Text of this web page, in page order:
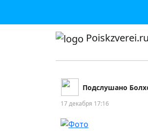
Poiskzverei.ru
Подслушано
17 декабря 17:16